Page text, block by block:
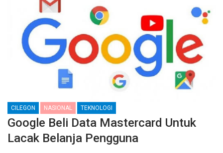
CILEGON NASIONAL TEKNOLOGI
Google Beli Data Mastercard Untuk
Lacak Belanja Pengguna